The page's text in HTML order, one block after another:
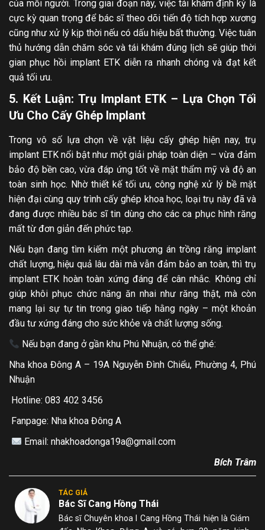
của mỗi người. Trong giai đoạn này, việc tái khám định kỳ là
cực kỳ quan trọng để bác sĩ theo dõi tiến độ tích hợp xương
cũng như xử lý kịp thời nếu có dấu hiệu bất thường. Việc tuân
thủ hướng dẫn chăm sóc và tái khám đúng lịch sẽ giúp thời
gian phục hồi implant ETK diễn ra nhanh chóng và đạt kết
quả tối ưu.
5. Kết Luận: Trụ Implant ETK – Lựa Chọn Tối
Ưu Cho Cấy Ghép Implant
Trong vô số lựa chọn về vật liệu cấy ghép hiện nay, trụ
implant ETK nổi bật như một giải pháp toàn diện – vừa đảm
bảo độ bền cao, vừa đáp ứng tốt về mặt thẩm mỹ và độ an
toàn sinh học. Nhờ thiết kế tối ưu, công nghệ xử lý bề mặt
hiện đại cùng quy trình cấy ghép khoa học, loại trụ này đã và
đang được nhiều bác sĩ tin dùng cho các ca phục hình răng
mất từ đơn giản đến phức tạp.
Nếu bạn đang tìm kiếm một phương án trồng răng implant
chất lượng, hiệu quả lâu dài mà vẫn đảm bảo an toàn, thì trụ
implant ETK hoàn toàn xứng đáng để cân nhắc. Không chỉ
giúp khôi phục chức năng ăn nhai như răng thật, mà còn
mang lại sự tự tin trong giao tiếp hằng ngày – một khoản
đầu tư xứng đáng cho sức khỏe và chất lượng sống.
Nếu bạn đang ở gần khu Phú Nhuận, có thể ghé:
Nha khoa Đông A – 19A Nguyễn Đình Chiểu, Phường 4, Phú
Nhuận
Hotline: 083 402 3456
Fanpage: Nha khoa Đông A
Email: nhakhoadonga19a@gmail.com
Bích Trâm
TÁC GIẢ
Bác Sĩ Cang Hồng Thái
Bác sĩ Chuyên khoa I Cang Hồng Thái hiện là Giám